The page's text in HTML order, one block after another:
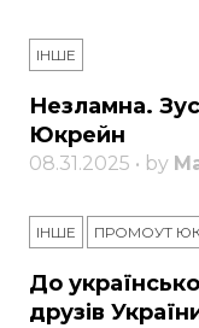
ІНШЕ
Незламна.
Юкрейн
08.31.2025 • by
ІНШЕ ПРОМОУТ
До
друзів